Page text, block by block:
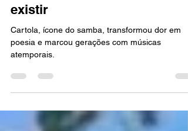
Cartola: o poeta que
transformou dor em beleza e
fez do samba uma forma de
existir
Cartola, ícone do samba, transformou dor em
poesia e marcou gerações com músicas